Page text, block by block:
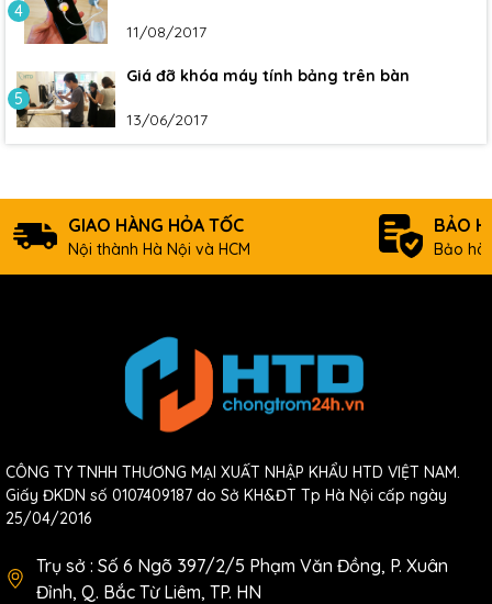
4
11/08/2017
5
Giá đỡ khóa máy tính bảng trên bàn
13/06/2017
GIAO HÀNG HỎA TỐC
Nội thành Hà Nội và HCM
BẢO
Bảo
CÔNG TY TNHH THƯƠNG MẠI XUẤT NHẬP KHẨU HTD VIỆT NAM.
Giấy ĐKDN số 0107409187 do Sở KH&ĐT Tp Hà Nội cấp ngày
25/04/2016
Trụ sở : Số 6 Ngõ 397/2/5 Phạm Văn Đồng, P. Xuân
Đỉnh, Q. Bắc Từ Liêm, TP. HN